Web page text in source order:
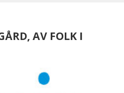
AV FOLK I